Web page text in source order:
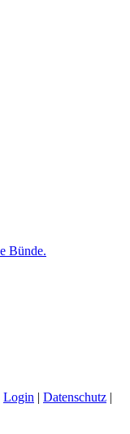
Login | Datenschutz |